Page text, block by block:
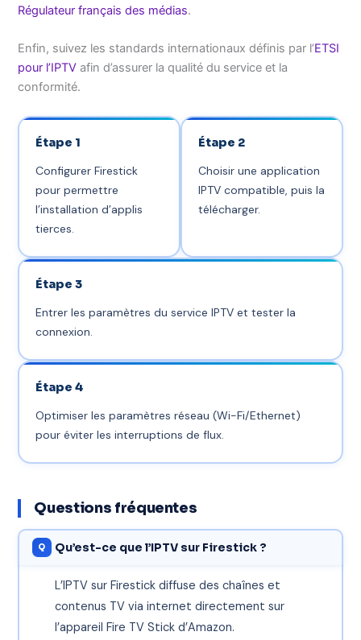
Régulateur français des médias.
Enfin, suivez les standards internationaux définis par l’ETSI
pour l’IPTV afin d’assurer la qualité du service et la
conformité.
Étape 1
Configurer Firestick
pour permettre
l’installation d’applis
tierces.
Étape 2
Choisir une application
IPTV compatible, puis la
télécharger.
Étape 3
Entrer les paramètres du service IPTV et tester la
connexion.
Étape 4
Optimiser les paramètres réseau (Wi-Fi/Ethernet)
pour éviter les interruptions de flux.
Questions fréquentes
Qu’est-ce que l’IPTV sur Firestick ?
L’IPTV sur Firestick diffuse des chaînes et
contenus TV via internet directement sur
l’appareil Fire TV Stick d’Amazon.